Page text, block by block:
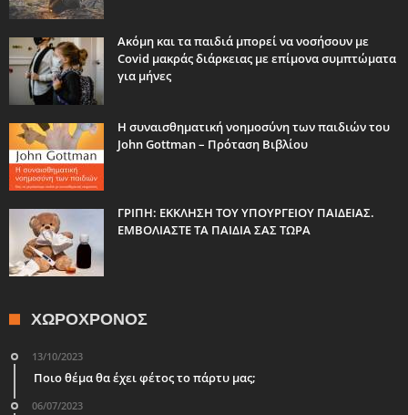
Ακόμη και τα παιδιά μπορεί να νοσήσουν με
Covid μακράς διάρκειας με επίμονα συμπτώματα
για μήνες
Η συναισθηματική νοημοσύνη των παιδιών του
John Gottman – Πρόταση Βιβλίου
ΓΡΙΠΗ: ΕΚΚΛΗΣΗ ΤΟΥ ΥΠΟΥΡΓΕΙΟΥ ΠΑΙΔΕΙΑΣ.
ΕΜΒΟΛΙΑΣΤΕ ΤΑ ΠΑΙΔΙΑ ΣΑΣ ΤΩΡΑ
ΧΩΡΟΧΡΌΝΟΣ
13/10/2023
Ποιο θέμα θα έχει φέτος το πάρτυ μας;
06/07/2023